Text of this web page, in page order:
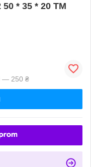
50 * 35 * 20 ТМ
— 250 ₴